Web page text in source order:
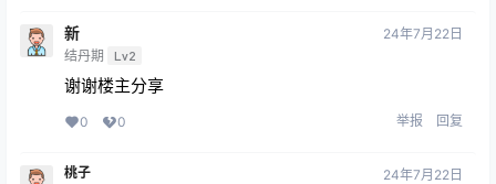
新
结丹期 Lv2
24年7月22日
谢谢楼主分享
0 0 举报 回复
桃子
24年7月22日